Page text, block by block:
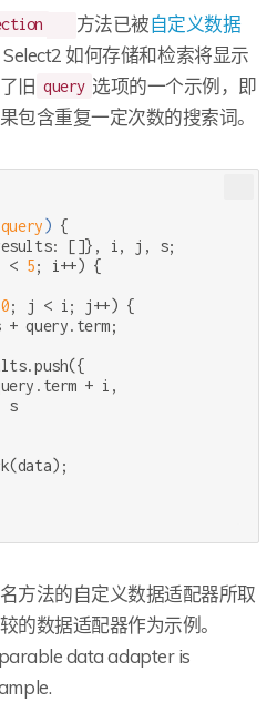
方法已被自定义数据
如何存储和检索将显示
旧 query 选项的一个示例，即
包含重复一定次数的搜索词。
query) {
[]}, i, j, s;
< 5; i++) {
0; j < i; j++) {
+ query.term;
+ i,
s
方法的自定义数据适配器所取
的数据适配器作为示例。
data adapter is